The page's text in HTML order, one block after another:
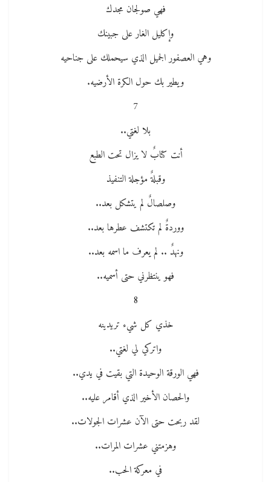
فهي صولجان مجدك
وإكليل الغار على جبينك
وهي العصفور الجميل الذي سيحملك على جناحيه
ويطير بك حول الكرة الأرضيه.
7
بلا لغتي..
أنت كتابٌ لا يزال تحت الطبع
وقبلةٌ مؤجلة التنفيذ
وصلصالٌ لم يتشكل بعد..
ووردةٌ لم تكتشف عطرها بعد..
ونهدٌ .. لم يعرف ما اسمه بعد..
فهو ينتظرني حتى أسميه..
8
خذي كل شيء تريدينه
واتركي لي لغتي..
فهي الورقة الوحيدة التي بقيت في يدي..
والحصان الأخير الذي أقامر عليه..
لقد ربحت حتى الآن عشرات الجولات..
وهزمتني عشرات المرات..
في معركة الحب..